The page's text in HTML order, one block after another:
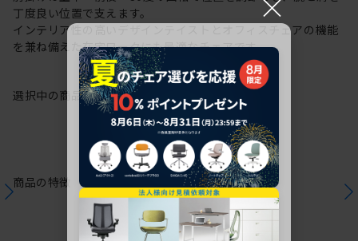
丁度良い位置で支えます。
インテリア性の高いデザインテイストとオフィスチェアの機能
を兼ね備えた在宅ワークにも最適なチェアです。
選択中の商品情報保証注意事項
商品の特徴